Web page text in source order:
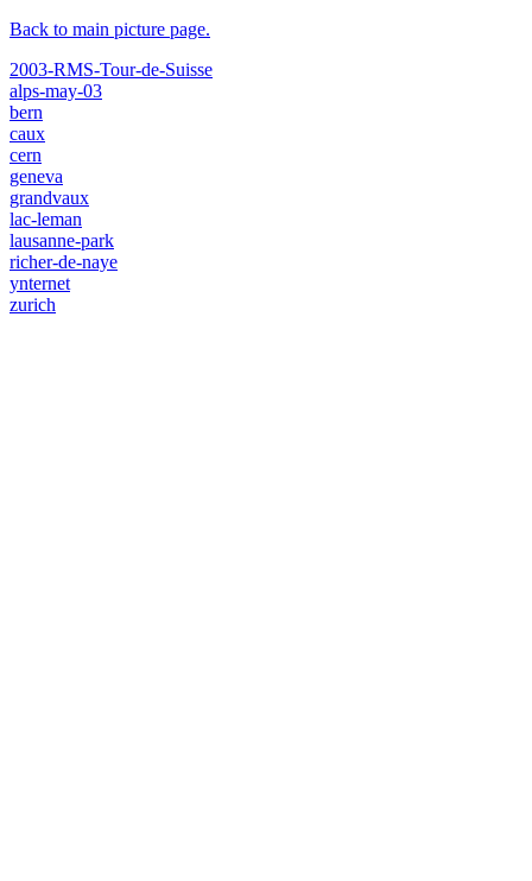
Back to main picture page.
2003-RMS-Tour-de-Suisse
alps-may-03
bern
caux
cern
geneva
grandvaux
lac-leman
lausanne-park
richer-de-naye
ynternet
zurich